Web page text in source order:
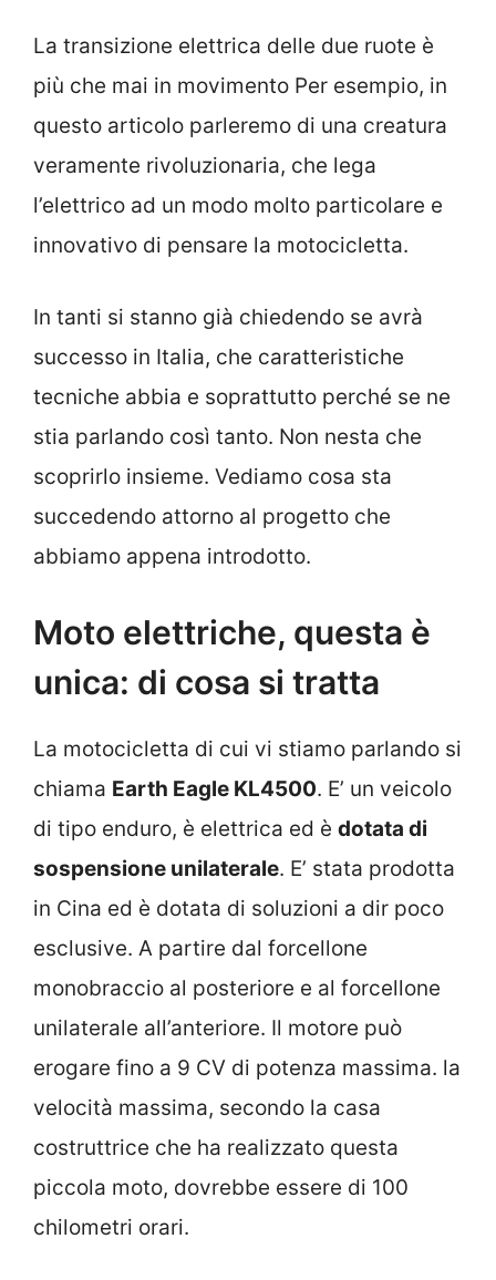
La transizione elettrica delle due ruote è
più che mai in movimento Per esempio, in
questo articolo parleremo di una creatura
veramente rivoluzionaria, che lega
l’elettrico ad un modo molto particolare e
innovativo di pensare la motocicletta.
In tanti si stanno già chiedendo se avrà
successo in Italia, che caratteristiche
tecniche abbia e soprattutto perché se ne
stia parlando così tanto. Non nesta che
scoprirlo insieme. Vediamo cosa sta
succedendo attorno al progetto che
abbiamo appena introdotto.
Moto elettriche, questa è
unica: di cosa si tratta
La motocicletta di cui vi stiamo parlando si
chiama Earth Eagle KL4500. E’ un veicolo
di tipo enduro, è elettrica ed è dotata di
sospensione unilaterale. E’ stata prodotta
in Cina ed è dotata di soluzioni a dir poco
esclusive. A partire dal forcellone
monobraccio al posteriore e al forcellone
unilaterale all’anteriore. Il motore può
erogare fino a 9 CV di potenza massima. la
velocità massima, secondo la casa
costruttrice che ha realizzato questa
piccola moto, dovrebbe essere di 100
chilometri orari.